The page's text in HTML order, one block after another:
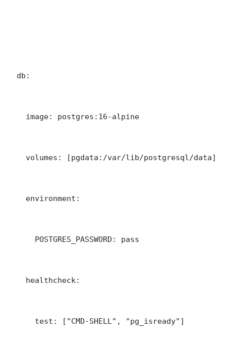
  db:
    image: postgres:16-alpine
    volumes: [pgdata:/var/lib/postgresql/data]
    environment:
      POSTGRES_PASSWORD: pass
    healthcheck:
      test: ["CMD-SHELL", "pg_isready"]